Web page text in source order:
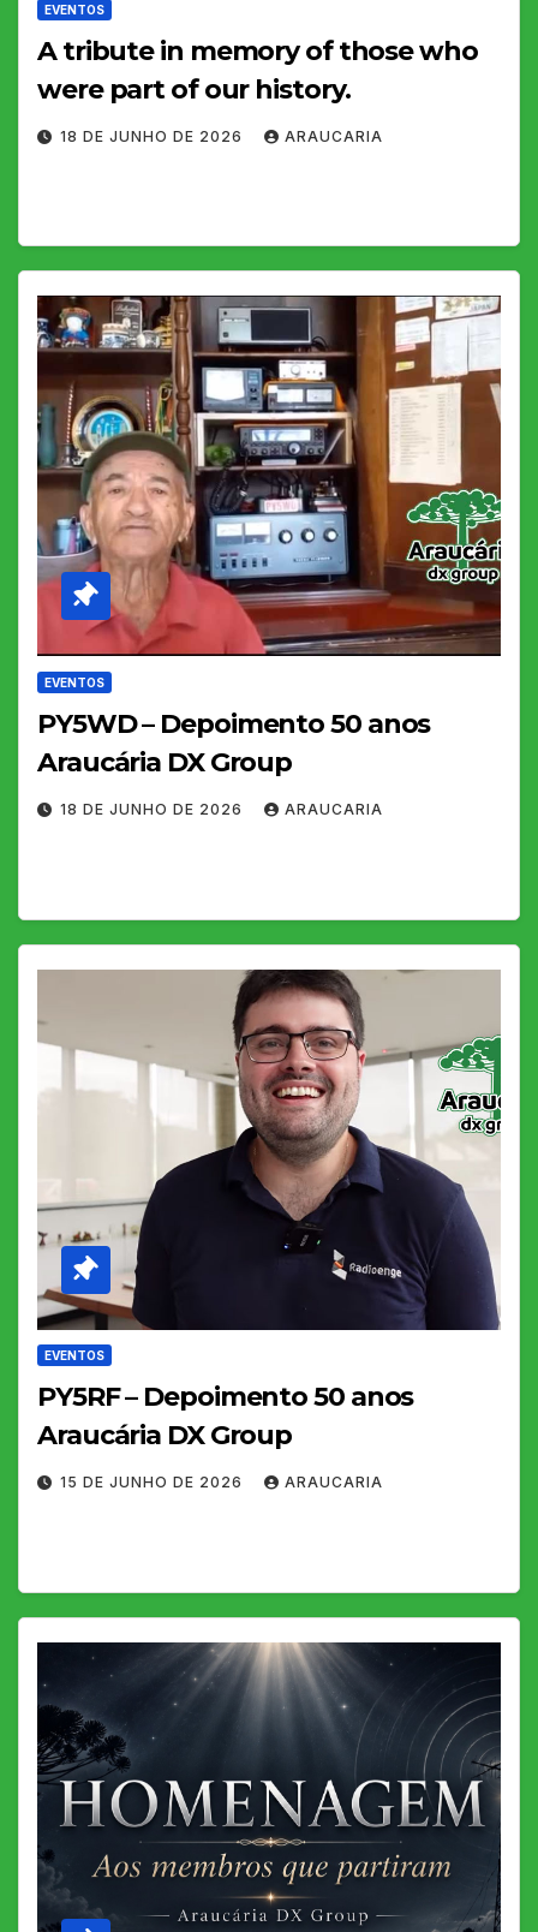
EVENTOS
A tribute in memory of those who
were part of our history.
18 DE JUNHO DE 2026 ARAUCARIA
EVENTOS
PY5WD – Depoimento 50 anos
Araucária DX Group
18 DE JUNHO DE 2026 ARAUCARIA
EVENTOS
PY5RF – Depoimento 50 anos
Araucária DX Group
15 DE JUNHO DE 2026 ARAUCARIA